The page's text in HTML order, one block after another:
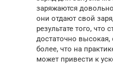
заряжаются
они отдают свой
результате того, что
достаточно
более, что на
может привести к